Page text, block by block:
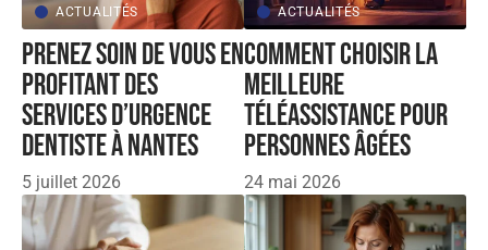
ACTUALITÉS
Prenez soin de vous en
profitant des
services d’urgence
dentiste à Nantes
5 juillet 2026
ACTUALITÉS
Comment choisir la
meilleure
téléassistance pour
personnes âgées
24 mai 2026